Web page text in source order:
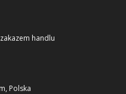
handlu
Polska